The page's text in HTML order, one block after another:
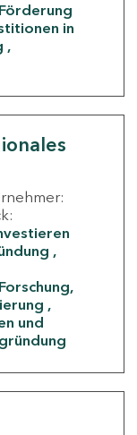
Förderung
in
Forschung,
und